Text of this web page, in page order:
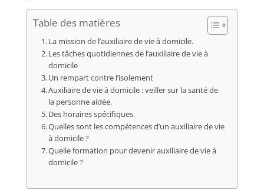
Table des matières
La mission de l’auxiliaire de vie à domicile.
Les tâches quotidiennes de l’auxiliaire de vie à
domicile
Un rempart contre l’isolement
Auxiliaire de vie à domicile : veiller sur la santé de
la personne aidée.
Des horaires spécifiques.
Quelles sont les compétences d’un auxiliaire de vie
à domicile ?
Quelle formation pour devenir auxiliaire de vie à
domicile ?